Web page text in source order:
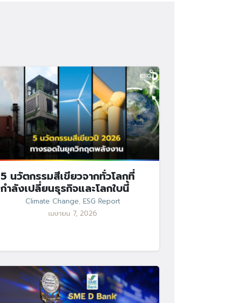
5 นวัตกรรมสีเขียวจากทั่วโลกที่
กำลังเปลี่ยนธุรกิจและโลกใบนี้
Climate Change, ESG Report
เมษายน 7, 2026